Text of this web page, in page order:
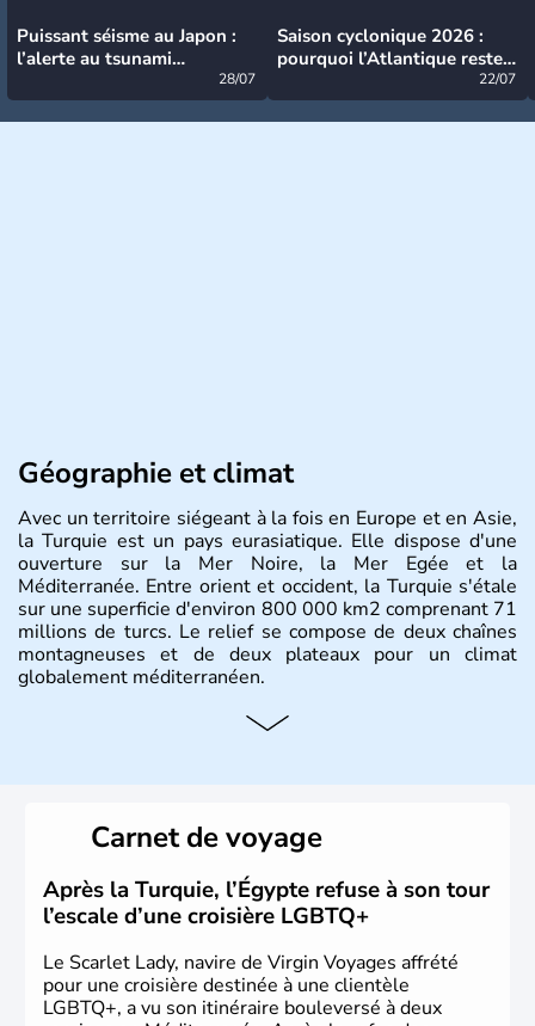
Puissant séisme au Japon :
l’alerte au tsunami
28/07
Saison cyclonique 2026 :
pourquoi l’Atlantique reste
22/07
Géographie et climat
Avec un territoire siégeant à la fois en Europe et en Asie,
la Turquie est un pays eurasiatique. Elle dispose d'une
ouverture sur la Mer Noire, la Mer Egée et la
Méditerranée. Entre orient et occident, la Turquie s'étale
sur une superficie d'environ 800 000 km2 comprenant 71
millions de turcs. Le relief se compose de deux chaînes
montagneuses et de deux plateaux pour un climat
globalement méditerranéen.
Histoire et administration
qui constitueront en 1299 les fondations de l'Empire
ottoman. Après avoir rattaché l'Anatolie et la Thrace
orientale au territoire turc, la République est proclamée
le 29 octobre 1923. Ankara remplace alors Istanbul au
titre de capitale du pays.
Carnet de voyage
Après la Turquie, l’Égypte refuse à son tour
l’escale d’une croisière LGBTQ+
Le Scarlet Lady, navire de Virgin Voyages affrété
pour une croisière destinée à une clientèle
LGBTQ+, a vu son itinéraire bouleversé à deux